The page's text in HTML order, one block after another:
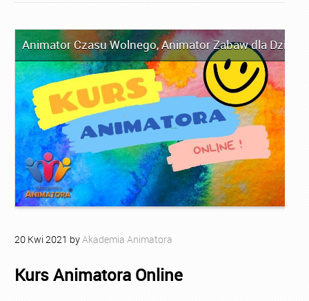
Animator Czasu Wolnego,Animator Zabaw dla Dzieci
20 Kwi 2021 byAkademia Animatora
Kurs Animatora Online